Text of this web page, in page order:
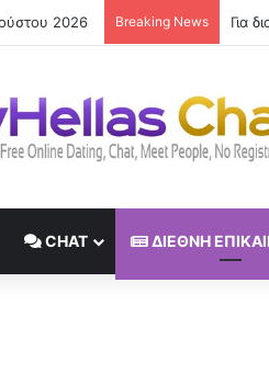
2026 Breaking News
CHAT ΔΙΕΘΝΉ